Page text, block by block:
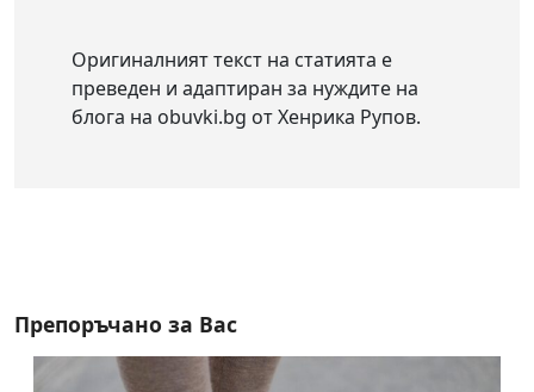
Оригиналният текст на статията е
преведен и адаптиран за нуждите на
блога на obuvki.bg от Хенрика Рупов.
Препоръчано за Вас